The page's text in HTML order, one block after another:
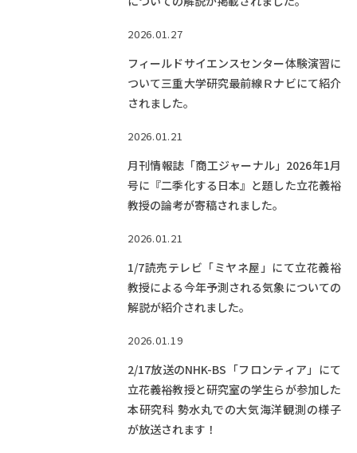
2026.01.27
フィールドサイエンスセンター体験演習に
ついて三重大学研究最前線Ｒナビにて紹介
されました。
2026.01.21
月刊情報誌「商工ジャーナル」2026年1月
号に『二季化する日本』と題した立花義裕
教授の論考が寄稿されました。
2026.01.21
1/7読売テレビ「ミヤネ屋」にて立花義裕
教授による今年予測される気象についての
解説が紹介されました。
2026.01.19
2/17放送のNHK-BS「フロンティア」にて
立花義裕教授と研究室の学生らが参加した
本研究科 勢水丸での大気海洋観測の様子
が放送されます！